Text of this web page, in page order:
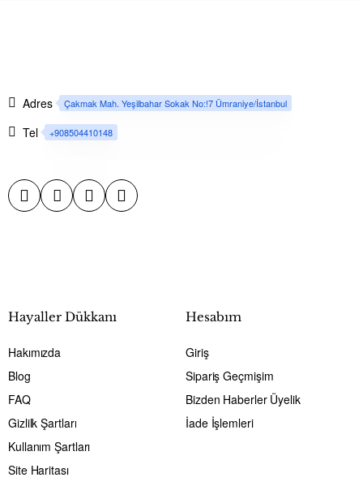
uygundur.
• Ortalama 5 gün havada kalabilmektedir.
(Bu veri deneme sonucu ortaya çıkmıştır
fakat kesin bir sonuç olarak ele
alınmamalıdır.)
Adres Çakmak Mah. Yeşilbahar Sokak No:!7 Ümraniye/İstanbul
Tel +908504410148
Hayaller Dükkanı
Hakımızda
Blog
FAQ
Gizlilk Şartları
Kullanım Şartları
Site Haritası
Hesabım
Giriş
Sipariş Geçmişim
Bizden Haberler Üyelik
İade İşlemleri